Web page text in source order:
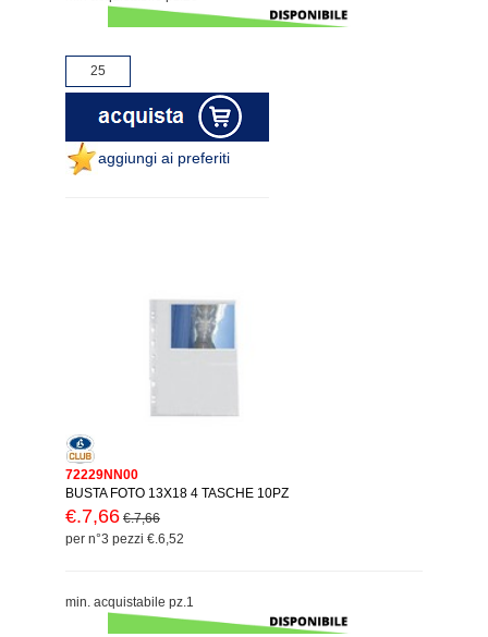
aggiungi ai preferiti
72229NN00
BUSTA FOTO 13X18 4 TASCHE 10PZ
€.7,66 €.7,66
per n°3 pezzi €.6,52
min. acquistabile pz.1